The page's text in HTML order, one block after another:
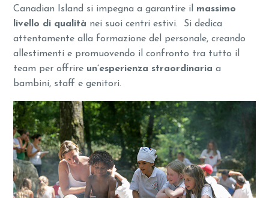
Canadian Island si impegna a garantire il massimo
livello di qualità nei suoi centri estivi. Si dedica
attentamente alla formazione del personale, creando
allestimenti e promuovendo il confronto tra tutto il
team per offrire un’esperienza straordinaria a
bambini, staff e genitori.